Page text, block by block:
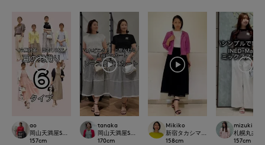
ao
岡山天満屋SUPERIORCLOSET
157cm
tanaka
岡山天満屋SUPERIORCLOSET
170cm
Mikiko
新宿タカシマヤSUPERIOR CLOSET
158cm
mizuki
札幌丸井今
157cm